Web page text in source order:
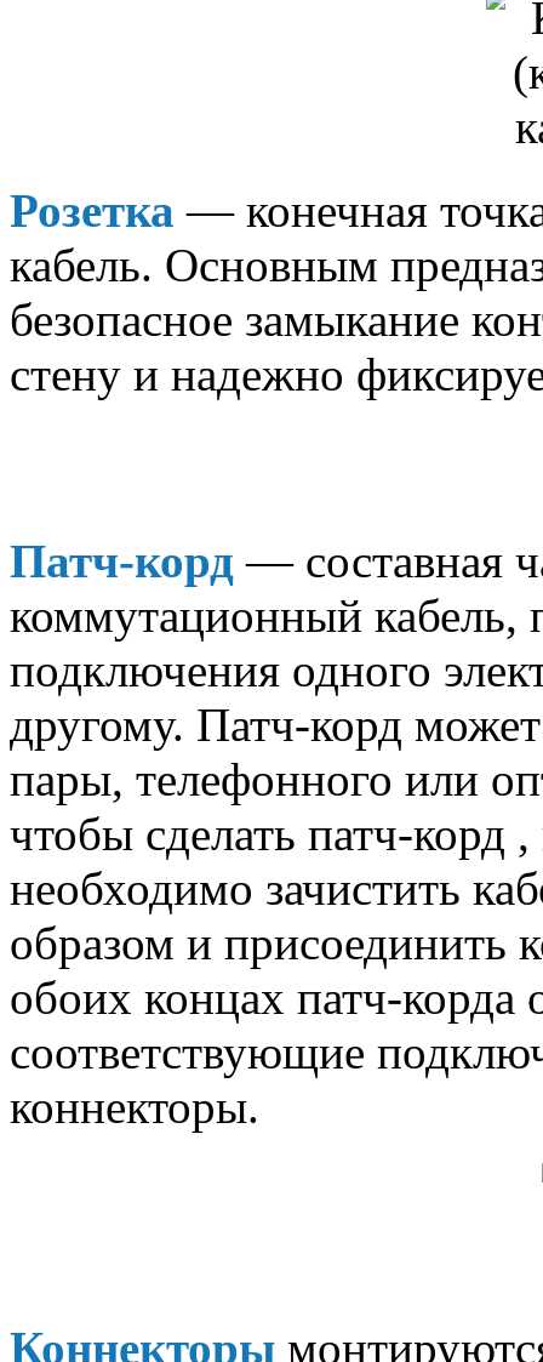
Розетка — конечная
кабель. Основным
безопасное замыкание
стену и надежно
Патч-корд — составная
коммутационный кабель,
подключения одного
другому. Патч-корд
пары, телефонного или
чтобы сделать патч-корд
необходимо зачистить
образом и присоединить
обоих концах патч-корда
соответствующие
коннекторы.
Коннекторы